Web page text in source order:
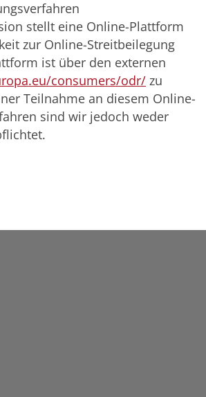
stellt eine Online-Plattform
zur Online-Streitbeilegung
ist über den externen
consumers/odr/ zu
Teilnahme an diesem Online-
sind wir jedoch weder